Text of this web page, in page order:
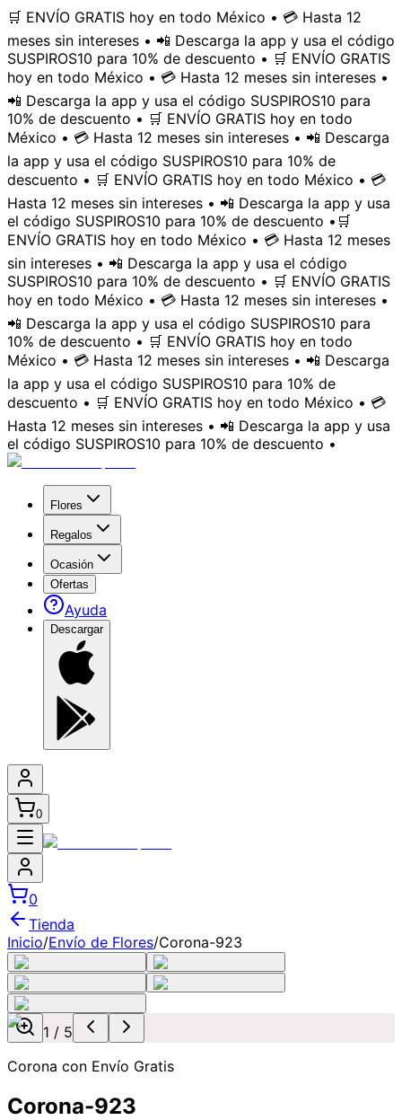
🛒 ENVÍO GRATIS hoy en todo México • 💳 Hasta 12
meses sin intereses • 📲 Descarga la app y usa el código
SUSPIROS10 para 10% de descuento • 🛒 ENVÍO GRATIS
hoy en todo México • 💳 Hasta 12 meses sin intereses •
📲 Descarga la app y usa el código SUSPIROS10 para
10% de descuento • 🛒 ENVÍO GRATIS hoy en todo
México • 💳 Hasta 12 meses sin intereses • 📲 Descarga
la app y usa el código SUSPIROS10 para 10% de
descuento • 🛒 ENVÍO GRATIS hoy en todo México • 💳
Hasta 12 meses sin intereses • 📲 Descarga la app y usa
el código SUSPIROS10 para 10% de descuento • 🛒
ENVÍO GRATIS hoy en todo México • 💳 Hasta 12 meses
sin intereses • 📲 Descarga la app y usa el código
SUSPIROS10 para 10% de descuento • 🛒 ENVÍO GRATIS
hoy en todo México • 💳 Hasta 12 meses sin intereses •
📲 Descarga la app y usa el código SUSPIROS10 para
10% de descuento • 🛒 ENVÍO GRATIS hoy en todo
México • 💳 Hasta 12 meses sin intereses • 📲 Descarga
la app y usa el código SUSPIROS10 para 10% de
descuento • 🛒 ENVÍO GRATIS hoy en todo México • 💳
Hasta 12 meses sin intereses • 📲 Descarga la app y usa
el código SUSPIROS10 para 10% de descuento •
Flores
Regalos
Ocasión
Ofertas
Ayuda
Descargar
0
0
Tienda
Inicio/Envío de Flores/Corona-923
1 / 5
Corona con Envío Gratis
Corona-923